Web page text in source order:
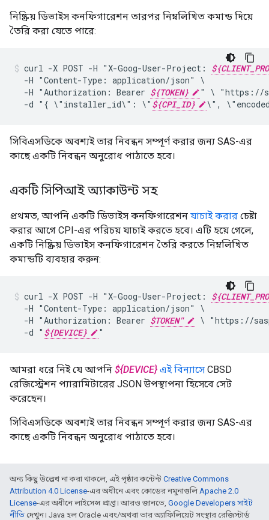
নিষ্ক্রিয় ডিভাইস কনফিগারেশন তারপর নিম্নলিখিত কমান্ড দিয়ে
তৈরি করা যেতে পারে:
curl -X POST -H "X-Goog-User-Project:
-H "Content-Type: application/json"
-H "Authorization: Bearer ${TOKEN} " \ "https://
-d "{ \"installer_id\": \" ${CPI_ID} \",
সিবিএসডিকে অবশ্যই তার নিবন্ধন সম্পূর্ণ করার জন্য SAS-এর
কাছে একটি নিবন্ধন অনুরোধ পাঠাতে হবে।
একটি সিপিআই অ্যাকাউন্ট সহ
প্রথমত, আপনি একটি ডিভাইস কনফিগারেশন যাচাই করার চেষ্টা
করার আগে CPI-এর পরিচয় যাচাই করতে হবে। এটি হয়ে গেলে,
একটি নিষ্ক্রিয় ডিভাইস কনফিগারেশন তৈরি করতে নিম্নলিখিত
কমান্ডটি ব্যবহার করুন:
curl -X POST -H "X-Goog-User-Project:
-H "Content-Type: application/json"
-H "Authorization: Bearer $TOKEN" \ "https://
-d " ${DEVICE} "
আমরা ধরে নিই যে আপনি ${DEVICE} এই বিন্যাসে CBSD
রেজিস্ট্রেশন প্যারামিটারের JSON উপস্থাপনা হিসেবে সেট
করেছেন।
সিবিএসডিকে অবশ্যই তার নিবন্ধন সম্পূর্ণ করার জন্য SAS-এর
কাছে একটি নিবন্ধন অনুরোধ পাঠাতে হবে।
অন্য কিছু উল্লেখ না করা থাকলে, এই পৃষ্ঠার কন্টেন্ট Creative Commons
Attribution 4.0 License-এর অধীনে এবং কোডের নমুনাগুলিApache 2.0
License-এর অধীনে লাইসেন্স প্রাপ্ত। আরও জানতে, Google Developers সাইট
নীতি দেখুন। Java হল Oracle এবং/অথবা তার অ্যাফিলিয়েট সংস্থার রেজিস্টার্ড